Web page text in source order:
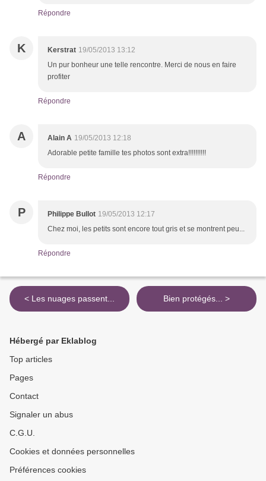
Répondre
K Kerstrat 19/05/2013 13:12
Un pur bonheur une telle rencontre. Merci de nous en faire
profiter
Répondre
A Alain A 19/05/2013 12:18
Adorable petite famille tes photos sont extra!!!!!!!!!!
Répondre
P Philippe Bullot 19/05/2013 12:17
Chez moi, les petits sont encore tout gris et se montrent peu...
Répondre
< Les nuages passent... Bien protégés... >
Hébergé par Eklablog
Top articles
Pages
Contact
Signaler un abus
C.G.U.
Cookies et données personnelles
Préférences cookies